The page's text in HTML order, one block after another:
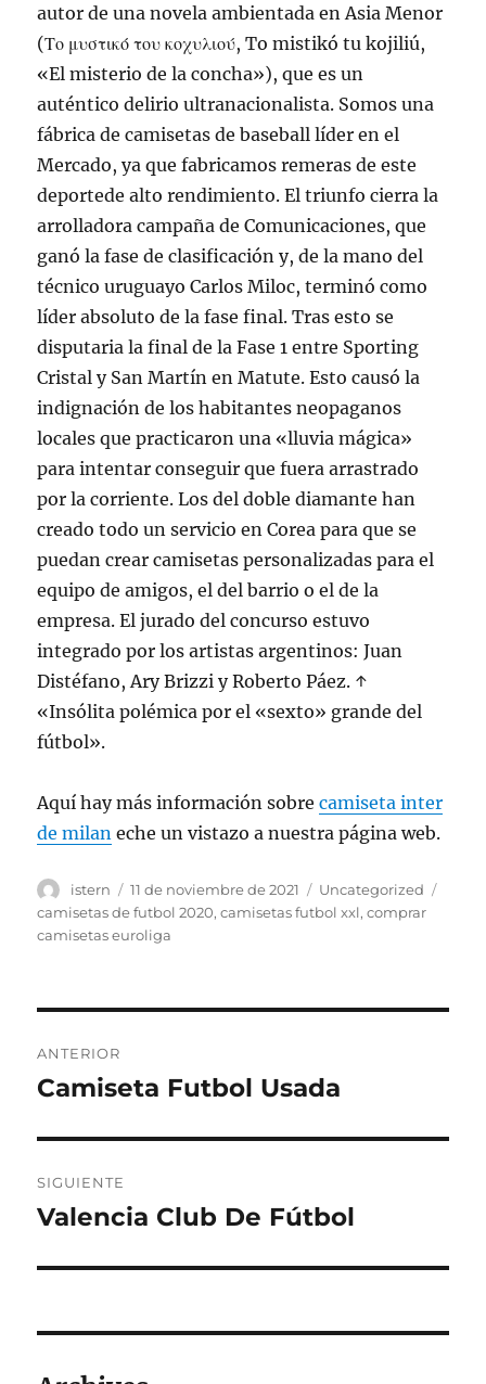
autor de una novela ambientada en Asia Menor
(Το μυστικό του κοχυλιού, To mistikó tu kojiliú,
«El misterio de la concha»), que es un
auténtico delirio ultranacionalista. Somos una
fábrica de camisetas de baseball líder en el
Mercado, ya que fabricamos remeras de este
deportede alto rendimiento. El triunfo cierra la
arrolladora campaña de Comunicaciones, que
ganó la fase de clasificación y, de la mano del
técnico uruguayo Carlos Miloc, terminó como
líder absoluto de la fase final. Tras esto se
disputaria la final de la Fase 1 entre Sporting
Cristal y San Martín en Matute. Esto causó la
indignación de los habitantes neopaganos
locales que practicaron una «lluvia mágica»
para intentar conseguir que fuera arrastrado
por la corriente. Los del doble diamante han
creado todo un servicio en Corea para que se
puedan crear camisetas personalizadas para el
equipo de amigos, el del barrio o el de la
empresa. El jurado del concurso estuvo
integrado por los artistas argentinos: Juan
Distéfano, Ary Brizzi y Roberto Páez. ↑
«Insólita polémica por el «sexto» grande del
fútbol».
Aquí hay más información sobrecamiseta inter
de milan eche un vistazo a nuestra página web.
Autor
istern
Publicado
el
11 de noviembre de 2021 Categorías
Uncategorized
camisetas de futbol 2020,camisetas futbol xxl,comprar
camisetas euroliga
de
ANTERIOR
Entrada
Camiseta Futbol Usada
SIGUIENTE
Entrada
Valencia Club De Fútbol